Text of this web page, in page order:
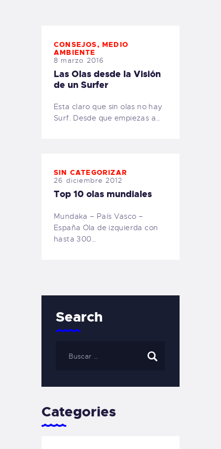
CONSEJOS, MEDIO
AMBIENTE
8 marzo 2016
Las Olas desde la Visión
de un Surfer
Esta claro que sin olas no hay
Surf. Desde que empiezas a…
SIN CATEGORIZAR
26 diciembre 2012
Top 10 olas mundiales
Mundaka – País Vasco –
España Ola de izquierda con
hasta 300…
Search
Categories